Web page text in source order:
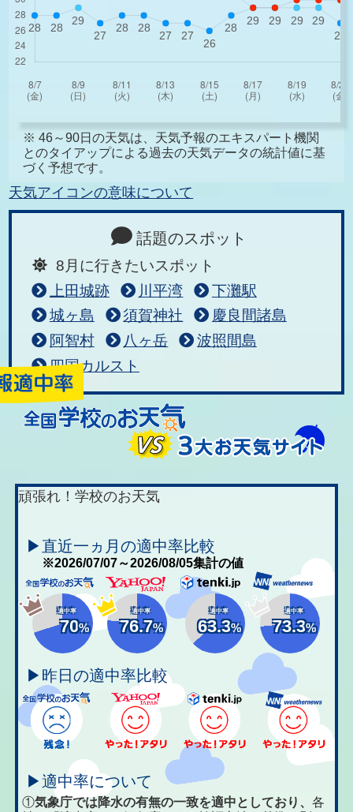
※ 46～90日の天気は、天気予報のエキスパート機関
とのタイアップによる過去の天気データの統計値に基
づく予想です。
天気アイコンの意味について
話題のスポット
8月に行きたいスポット
上田城跡
川平湾
下灘駅
城ヶ島
須賀神社
慶良間諸島
阿智村
八ヶ岳
波照間島
四国カルスト
頑張れ！学校のお天気
▶直近一ヵ月の適中率比較
※2026/07/07～2026/08/05集計の値
適中率
70%
適中率
76.7%
適中率
63.3%
適中率
73.3%
▶昨日の適中率比較
▶適中率について
①気象庁では降水の有無の一致を適中としており、各